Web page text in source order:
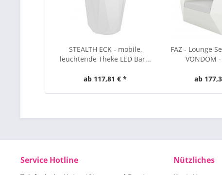
STEALTH ECK - mobile,
leuchtende Theke LED Bar...
ab 117,81 € *
FAZ - Lounge
VONDOM
ab
Service Hotline Nützliches